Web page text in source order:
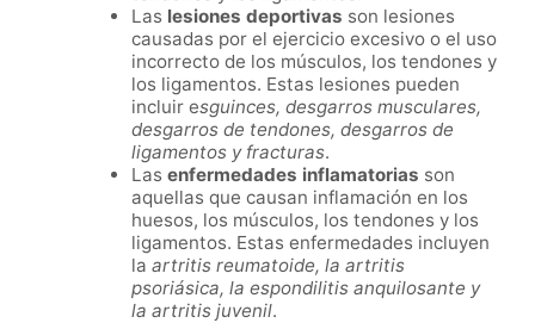
Las lesiones deportivas son lesiones
causadas por el ejercicio excesivo o el uso
incorrecto de los músculos, los tendones y
los ligamentos. Estas lesiones pueden
incluir esguinces, desgarros musculares,
desgarros de tendones, desgarros de
ligamentos y fracturas.
Las enfermedades inflamatorias son
aquellas que causan inflamación en los
huesos, los músculos, los tendones y los
ligamentos. Estas enfermedades incluyen
la artritis reumatoide, la artritis
psoriásica, la espondilitis anquilosante y
la artritis juvenil.